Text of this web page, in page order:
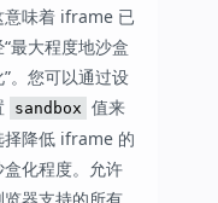
意味着 iframe 已
“最大程度地沙盒
”。您可以通过设
sandbox 值来
择降低 iframe 的
盒化程度。允许